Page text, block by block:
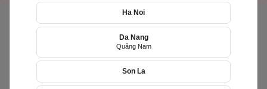
Ha Noi
Da Nang
Quảng Nam
Son La